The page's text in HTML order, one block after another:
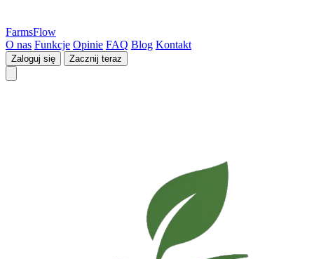
FarmsFlow
O nas Funkcje Opinie FAQ Blog Kontakt
Zaloguj się Zacznij teraz